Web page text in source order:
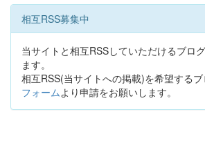
相互RSS募集中
当サイトと相互RSSしていただけるブロ
ます。
相互RSS(当サイトへの掲載)を希望する
フォームより申請をお願いします。